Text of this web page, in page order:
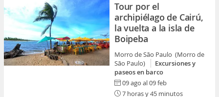
Tour por el
archipiélago de Cairú,
la vuelta a la isla de
Boipeba
Morro de São Paulo (Morro de
São Paulo)
Excursiones y
paseos en barco
09 ago al 09 feb
7 horas y 45 minutos